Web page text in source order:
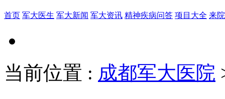
首页 军大医生 军大新闻 军大资讯 精神疾病问答 项目大全 来
当前位置 : 成都军大医院